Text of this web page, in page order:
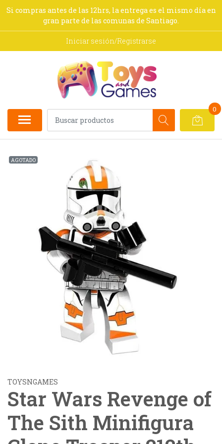
Si compras antes de las 12hrs, la entrega es el mismo día en
gran parte de las comunas de Santiago.
Iniciar sesión/Registrarse
0
AGOTADO
TOYSNGAMES
Star Wars Revenge of
The Sith Minifigura